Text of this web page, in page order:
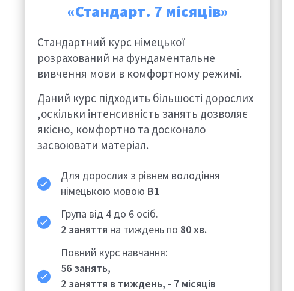
«Стандарт. 7 місяців»
Стандартний курс німецької
розрахований на фундаментальне
вивчення мови в комфортному режимі.
Даний курс підходить більшості дорослих
,оскільки інтенсивність занять дозволяє
якісно, комфортно та досконало
засвоювати матеріал.
Для дорослих з рівнем володіння
німецькою мовою B1
Група від 4 до 6 осіб.
2 заняття на тиждень по 80 хв.
Повний курс навчання:
56занять,
2 заняття в тиждень, - 7місяців